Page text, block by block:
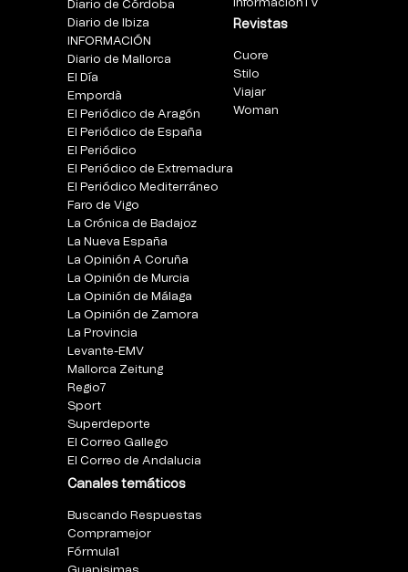
Diario de Córdoba
Diario de Ibiza
INFORMACIÓN
Diario de Mallorca
El Día
Empordà
El Periódico de Aragón
El Periódico de España
El Periódico
El Periódico de Extremadura
El Periódico Mediterráneo
Faro de Vigo
La Crónica de Badajoz
La Nueva España
La Opinión A Coruña
La Opinión de Murcia
La Opinión de Málaga
La Opinión de Zamora
La Provincia
Levante-EMV
Mallorca Zeitung
Regio7
Sport
Superdeporte
El Correo Gallego
El Correo de Andalucia
Canales temáticos
Buscando Respuestas
Compramejor
Fórmula1
InformacionTV
Revistas
Cuore
Stilo
Viajar
Woman